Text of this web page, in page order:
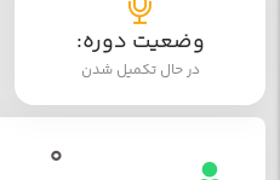
وضعیت دوره:
در حال تکمیل شدن
0